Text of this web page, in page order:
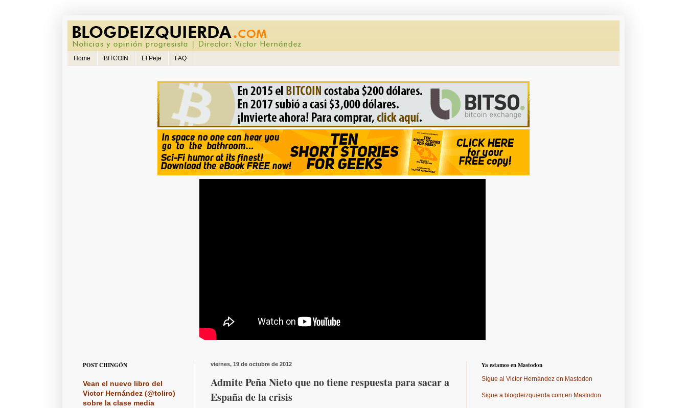
Home BITCOIN El Peje FAQ
viernes, 19 de octubre de 2012
Admite Peña Nieto que no tiene respuesta para sacar a
España de la crisis
POST CHINGÓN
Vean el nuevo libro del
Victor Hernández (@toliro)
sobre la clase media
Ya estamos en Mastodon
Sígue al Victor Hernández en Mastodon
Sigue a blogdeizquierda.com en Mastodon